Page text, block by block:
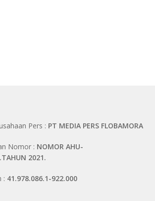
Pers : PT MEDIA PERS FLOBAMORA
Nomor : NOMOR AHU-
2021.
: 41.978.086.1-922.000